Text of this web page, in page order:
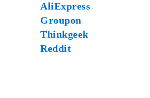
AliExpress
Groupon
Thinkgeek
Reddit